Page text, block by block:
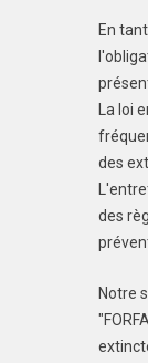
En
La loi
des
des
Notre